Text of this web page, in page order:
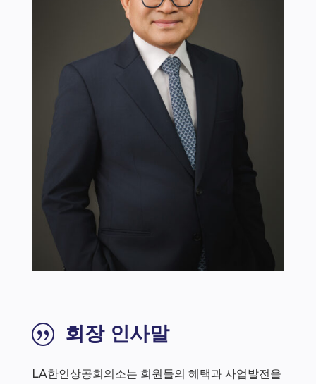
| 회장 인사말
LA한인상공회의소는 회원들의 혜택과 사업발전을